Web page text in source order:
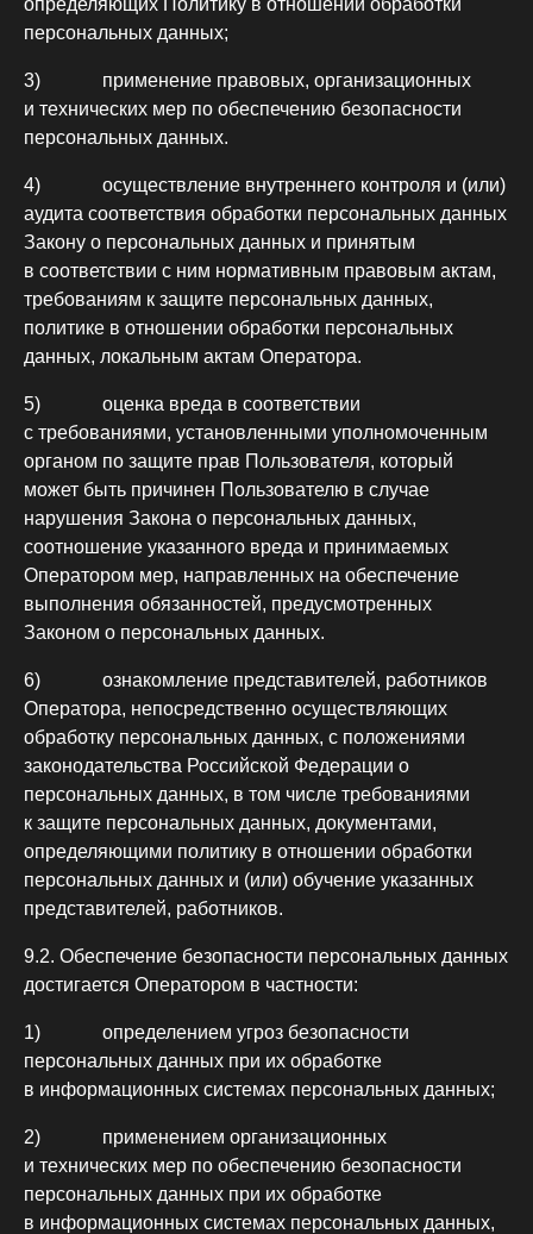
определяющих Политику в отношении обработки
персональных данных;
3) применение правовых, организационных
и технических мер по обеспечению безопасности
персональных данных.
4) осуществление внутреннего контроля и (или)
аудита соответствия обработки персональных данных
Закону о персональных данных и принятым
в соответствии с ним нормативным правовым актам,
требованиям к защите персональных данных,
политике в отношении обработки персональных
данных, локальным актам Оператора.
5) оценка вреда в соответствии
с требованиями, установленными уполномоченным
органом по защите прав Пользователя, который
может быть причинен Пользователю в случае
нарушения Закона о персональных данных,
соотношение указанного вреда и принимаемых
Оператором мер, направленных на обеспечение
выполнения обязанностей, предусмотренных
Законом о персональных данных.
6) ознакомление представителей, работников
Оператора, непосредственно осуществляющих
обработку персональных данных, с положениями
законодательства Российской Федерации о
персональных данных, в том числе требованиями
к защите персональных данных, документами,
определяющими политику в отношении обработки
персональных данных и (или) обучение указанных
представителей, работников.
9.2. Обеспечение безопасности персональных данных
достигается Оператором в частности:
1) определением угроз безопасности
персональных данных при их обработке
в информационных системах персональных данных;
2) применением организационных
и технических мер по обеспечению безопасности
персональных данных при их обработке
в информационных системах персональных данных,